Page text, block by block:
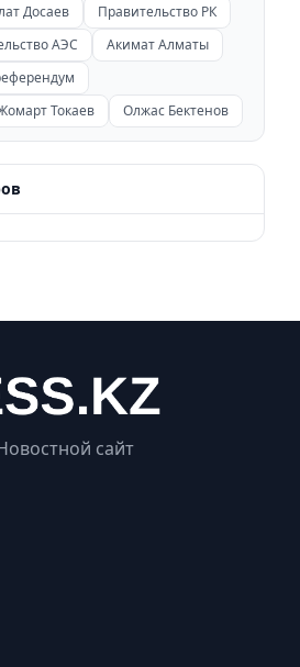
Досаев
Правительство РК
АЭС
Акимат Алматы
Токаев
Олжас Бектенов
сайт